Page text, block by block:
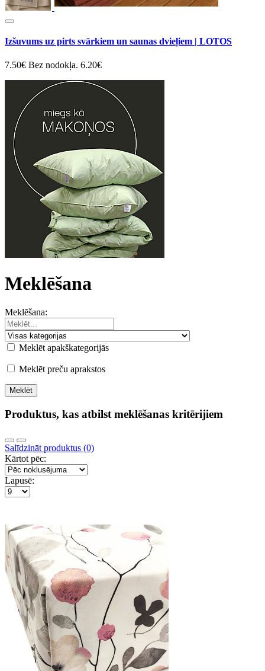
Izšuvums uz pirts svārkiem un saunas dvieļiem | LOTOS
7.50€ Bez nodokļa. 6.20€
Meklēšana
Meklēšana:
Meklēt apakškategorijās
Meklēt preču aprakstos
Produktus, kas atbilst meklēšanas kritērijiem
Salīdzināt produktus (0)
Kārtot pēc:
Lapusē: